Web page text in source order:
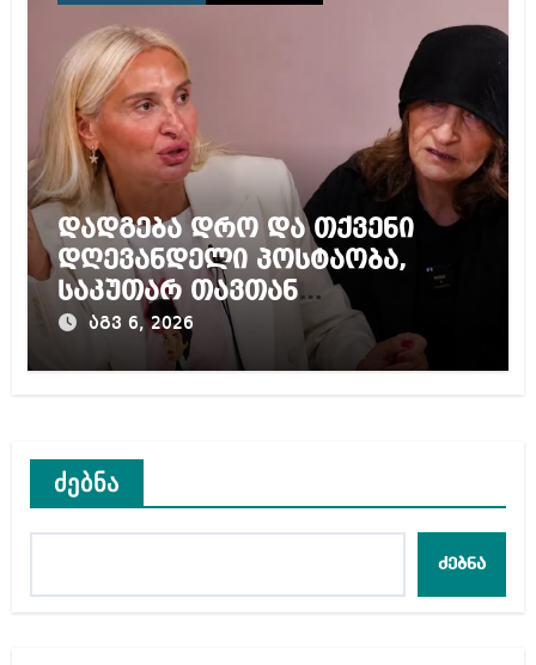
დადგება დრო და თქვენი
დღევანდელი პოსტაობა,
საკუთარ თავთან
შეგარცხვენთ – ეკა კუპატაძე
ნანუკა ჟორჟოლიანს
აგვ 6, 2026
ძებნა
ძებნა